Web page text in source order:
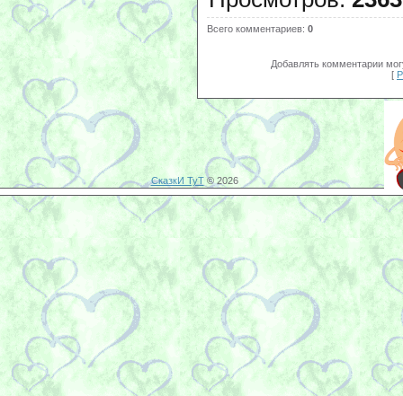
Всего комментариев: 0
Добавлять комментарии
[
СказкИ ТуТ© 2026